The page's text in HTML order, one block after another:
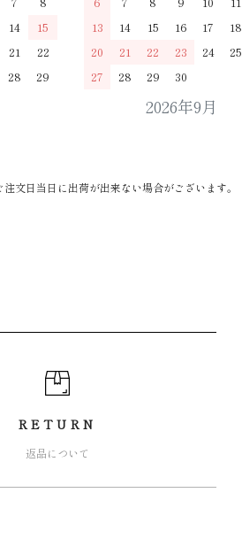
14
15
21
22
28
29
2026年9月
13
14 15 16 17 18
20
21 22 23 24 25
27
28 29 30
日当日に出荷が出来ない場合がございます。
RETURN
返品について